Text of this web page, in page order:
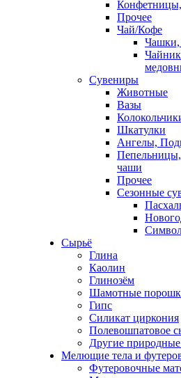
Прочее
Чай/Кофе
Чашки,
Сувениры
Животные
Вазы
Шкатулки
Ангелы,
чаши
Прочее
Сезонные
Сырьё
Глина
Каолин
Глинозём
Шамотные
Гипс
Силикат циркония
Полевошпатовое
Другие
Мелющие тела и
Футеровочные